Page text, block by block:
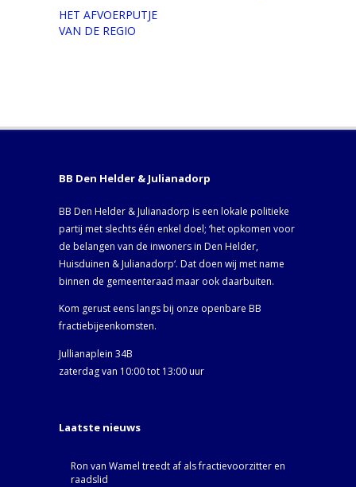
HET AFVOERPUTJE
VAN DE REGIO
BB Den Helder & Julianadorp
BB Den Helder & Julianadorp is een lokale politieke
partij met slechts één enkel doel; ‘het opkomen voor
de belangen van de inwoners in Den Helder,
Huisduinen & Julianadorp‘. Dat doen wij met name
binnen de gemeenteraad maar ook daarbuiten.
Kom gerust eens langs bij onze openbare BB
fractiebijeenkomsten.
Jullianaplein 34B
zaterdag van 10:00 tot 13:00 uur
Laatste nieuws
Ron van Wamel treedt af als fractievoorzitter en
raadslid